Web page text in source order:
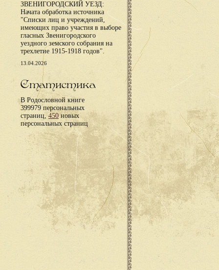
ЗВЕНИГОРОДСКИЙ УЕЗД:
Начата обработка источника
"Списки лиц и учреждений,
имеющих право участия в выборе
гласных Звенигородского
уездного земского собрания на
трехлетие 1915-1918 годов".
13.04.2026
Статистика
В Родословной книге
399979 персональных
страниц,450новых
персональных страниц